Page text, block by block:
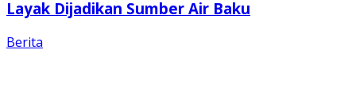
Layak Dijadikan Sumber Air Baku
Berita